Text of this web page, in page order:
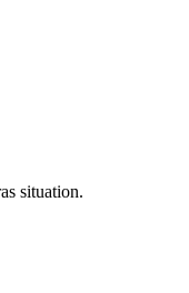
situation.